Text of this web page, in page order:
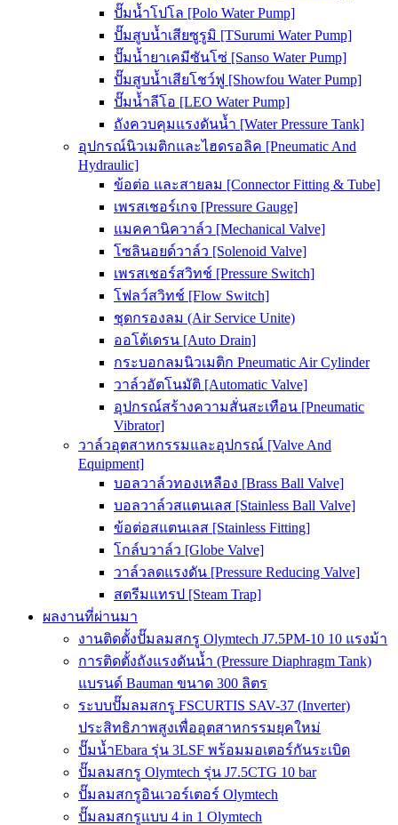
ปั๊มน้ำโปโล [Polo Water Pump]
ปั๊มสูบน้ำเสียซูรูมิ [TSurumi Water Pump]
ปั๊มน้ำยาเคมีซันโซ่ [Sanso Water Pump]
ปั๊มสูบน้ำเสียโชว์ฟู [Showfou Water Pump]
ปั๊มน้ำลีโอ [LEO Water Pump]
ถังควบคุมแรงดันน้ำ [Water Pressure Tank]
อุปกรณ์นิวเมติกและไฮดรอลิค [Pneumatic And
Hydraulic]
ข้อต่อ และสายลม [Connector Fitting & Tube]
เพรสเชอร์เกจ [Pressure Gauge]
แมคคานิควาล์ว [Mechanical Valve]
โซลินอยด์วาล์ว [Solenoid Valve]
เพรสเชอร์สวิทช์ [Pressure Switch]
โฟลว์สวิทช์ [Flow Switch]
ชุดกรองลม (Air Service Unite)
ออโต้เดรน [Auto Drain]
กระบอกลมนิวเมติก Pneumatic Air Cylinder
วาล์วอัตโนมัติ [Automatic Valve]
อุปกรณ์สร้างความสั่นสะเทือน [Pneumatic
Vibrator]
วาล์วอุตสาหกรรมและอุปกรณ์ [Valve And
Equipment]
บอลวาล์วทองเหลือง [Brass Ball Valve]
บอลวาล์วสแตนเลส [Stainless Ball Valve]
ข้อต่อสแตนเลส [Stainless Fitting]
โกล์บวาล์ว [Globe Valve]
วาล์วลดแรงดัน [Pressure Reducing Valve]
สตรีมแทรป [Steam Trap]
ผลงานที่ผ่านมา
งานติดตั้งปั๊มลมสกรู Olymtech J7.5PM-10 10 แรงม้า
การติดตั้งถังแรงดันน้ำ (Pressure Diaphragm Tank)
แบรนด์ Bauman ขนาด 300 ลิตร
ระบบปั๊มลมสกรู FSCURTIS SAV-37 (Inverter)
ประสิทธิภาพสูงเพื่ออุตสาหกรรมยุคใหม่
ปั๊มน้ำEbara รุ่น 3LSF พร้อมมอเตอร์กันระเบิด
ปั๊มลมสกรู Olymtech รุ่น J7.5CTG 10 bar
ปั๊มลมสกรูอินเวอร์เตอร์ Olymtech
ปั๊มลมสกรูแบบ 4 in 1 Olymtech